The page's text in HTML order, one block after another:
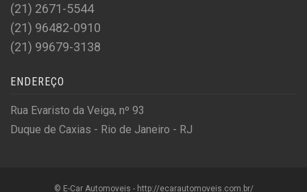
(21) 2671-5544
(21) 96482-0910
(21) 99679-3138
ENDEREÇO
Rua Evaristo da Veiga, nº 93
Duque de Caxias - Rio de Janeiro - RJ
© E-Car Automoveis - http://ecarautomoveis.com.br/